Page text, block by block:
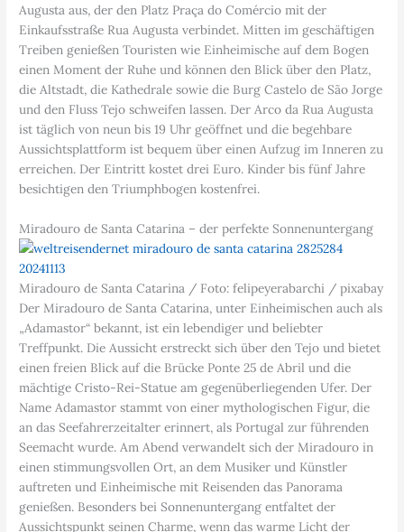
Augusta aus, der den Platz Praça do Comércio mit der
Einkaufsstraße Rua Augusta verbindet. Mitten im geschäftigen
Treiben genießen Touristen wie Einheimische auf dem Bogen
einen Moment der Ruhe und können den Blick über den Platz,
die Altstadt, die Kathedrale sowie die Burg Castelo de São Jorge
und den Fluss Tejo schweifen lassen. Der Arco da Rua Augusta
ist täglich von neun bis 19 Uhr geöffnet und die begehbare
Aussichtsplattform ist bequem über einen Aufzug im Inneren zu
erreichen. Der Eintritt kostet drei Euro. Kinder bis fünf Jahre
besichtigen den Triumphbogen kostenfrei.
Miradouro de Santa Catarina – der perfekte Sonnenuntergang
Miradouro de Santa Catarina / Foto: felipeyerabarchi / pixabay
Der Miradouro de Santa Catarina, unter Einheimischen auch als
„Adamastor“ bekannt, ist ein lebendiger und beliebter
Treffpunkt. Die Aussicht erstreckt sich über den Tejo und bietet
einen freien Blick auf die Brücke Ponte 25 de Abril und die
mächtige Cristo-Rei-Statue am gegenüberliegenden Ufer. Der
Name Adamastor stammt von einer mythologischen Figur, die
an das Seefahrerzeitalter erinnert, als Portugal zur führenden
Seemacht wurde. Am Abend verwandelt sich der Miradouro in
einen stimmungsvollen Ort, an dem Musiker und Künstler
auftreten und Einheimische mit Reisenden das Panorama
genießen. Besonders bei Sonnenuntergang entfaltet der
Aussichtspunkt seinen Charme, wenn das warme Licht der